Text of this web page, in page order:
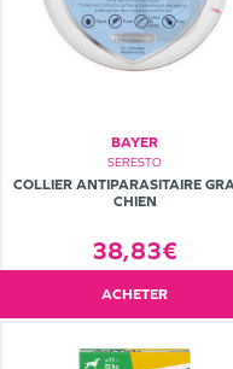
BAYER
SERESTO
COLLIER ANTIPARASITAIRE
CHIEN
38,83€
ACHETER